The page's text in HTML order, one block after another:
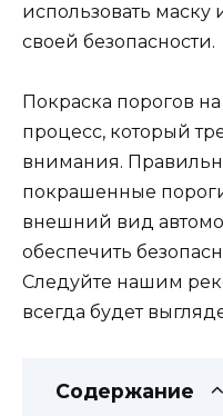
использовать
своей безопасности.
Покраска порогов
процесс, который
внимания.
покрашенные
внешний вид
обеспечить
Следуйте нашим
всегда будет
Содержание